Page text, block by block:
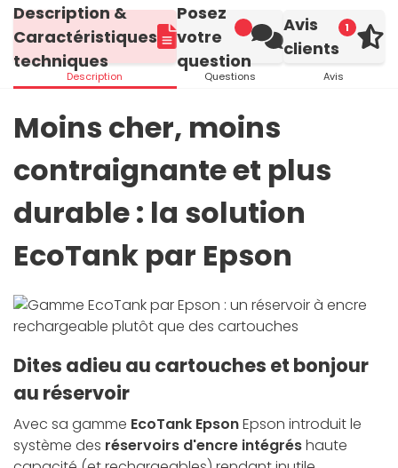
Description &
Caractéristiques
techniques
Description
Posez
votre
question
Questions
1
Avis
clients
Avis
Moins cher, moins
contraignante et plus
durable : la solution
EcoTank par Epson
Dites adieu au cartouches et bonjour
au réservoir
Avec sa gamme EcoTank EpsonEpson introduit le
système des réservoirs d'encre intégréshaute